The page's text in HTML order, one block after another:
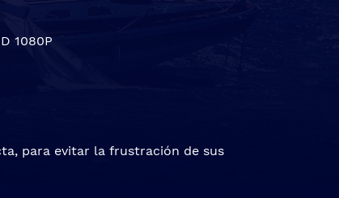
1080P
para evitar la frustración de sus